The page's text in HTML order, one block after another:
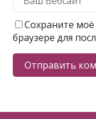
Сохраните моё
браузере для